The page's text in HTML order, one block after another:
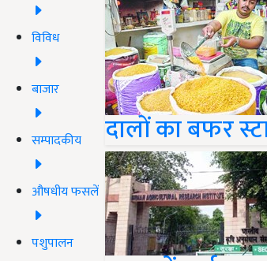
विविध
बाजार
सम्पादकीय
औषधीय फसलें
पशुपालन
दालों का बफर